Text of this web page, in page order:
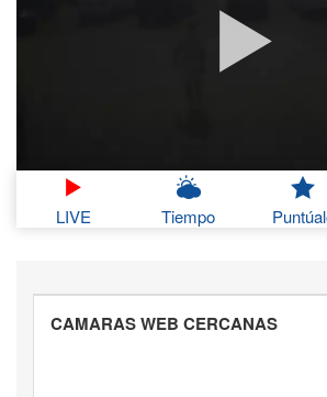
LIVE Tiempo
CAMARAS WEB CERCANAS